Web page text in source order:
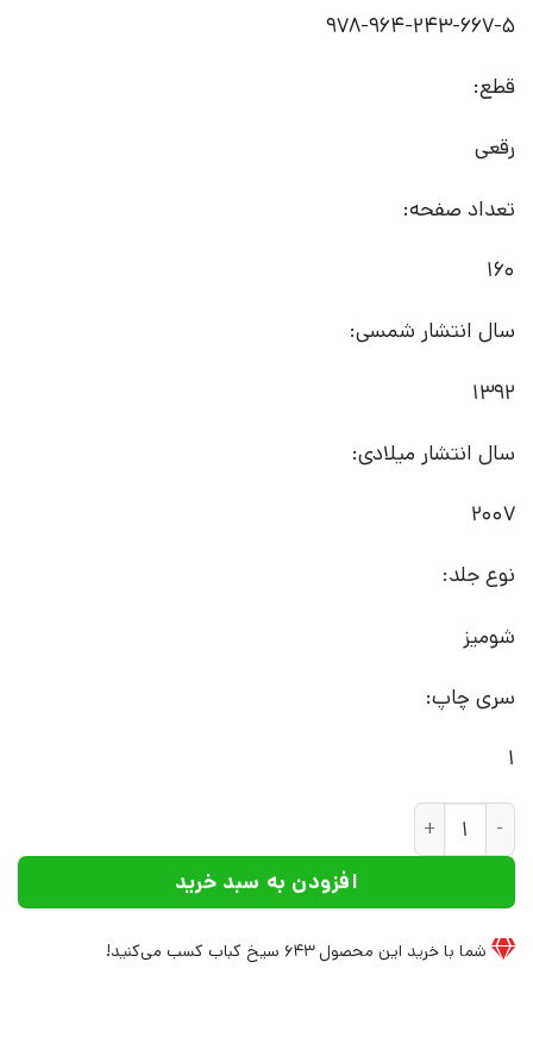
978-964-243-667-5
قطع:
رقعی
تعداد صفحه:
160
سال انتشار شمسی:
1392
سال انتشار میلادی:
2007
نوع جلد:
شومیز
سری چاپ:
1
کتاب پرواز | انتشارات افراز عدد
افزودن به سبد خرید
شما با خرید این محصول643 سیخ کباب کسب می‌کنید!